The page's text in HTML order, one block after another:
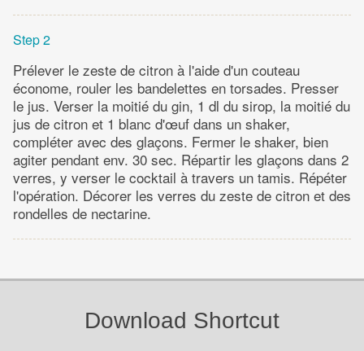
Step 2
Prélever le zeste de citron à l'aide d'un couteau
économe, rouler les bandelettes en torsades. Presser
le jus. Verser la moitié du gin, 1 dl du sirop, la moitié du
jus de citron et 1 blanc d'œuf dans un shaker,
compléter avec des glaçons. Fermer le shaker, bien
agiter pendant env. 30 sec. Répartir les glaçons dans 2
verres, y verser le cocktail à travers un tamis. Répéter
l'opération. Décorer les verres du zeste de citron et des
rondelles de nectarine.
Download Shortcut